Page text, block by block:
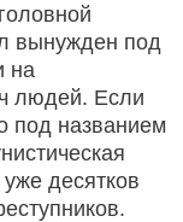
вынужден под
на
людей. Если
под названием
десятков